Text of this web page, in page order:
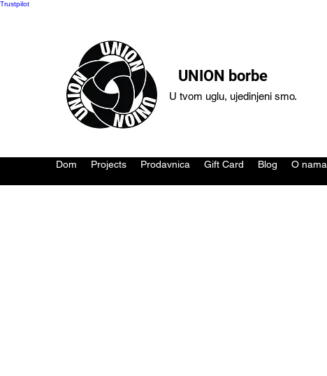
Trustpilot
UNION borbe
U tvom uglu, ujedinjeni smo.
Dom Projects Prodavnica Gift Card Blog O nama